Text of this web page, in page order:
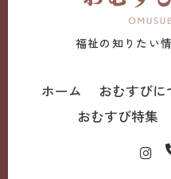
福祉の知りたい
ホーム おむすびに
おむすび特集